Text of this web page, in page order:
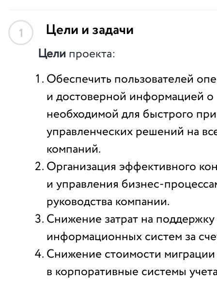
1 Цели и задачи
Цели проекта:
Обеспечить пользователей
и достоверной информацией о
необходимой для быстрого
управленческих решений на
компаний.
Организация эффективного
и управления бизнес-
руководства компании.
Снижение затрат на поддержку
информационных систем за
Снижение стоимости
в корпоративные системы